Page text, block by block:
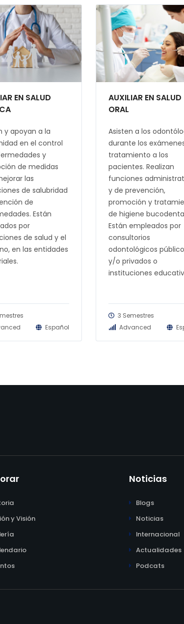
EN SALUD
y apoyan a la
en el control
y
de medidas
las
de salubridad
de
Están
por
de salud y el
en las entidades
Español
AUXILIAR EN SALUD
ORAL
Asisten a los
durante los
tratamiento a los
pacientes. Realizan
funciones
y de prevención,
promoción y
de higiene
Están empleados por
consultorios
odontológicos
y/o privados o
instituciones
3 Semestres
Advanced
y Visión
Noticias
Blogs
Noticias
Internacional
Actualidades
Podcats